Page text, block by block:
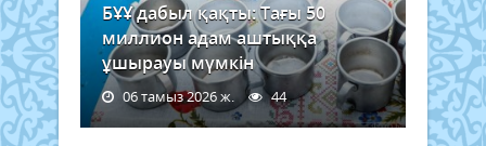
БҰҰ дабыл қақты: Тағы 50
миллион адам аштыққа
ұшырауы мүмкін
06 тамыз 2026 ж. 44